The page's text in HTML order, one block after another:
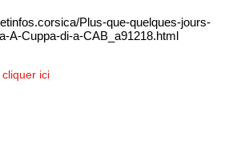
Plus-que-quelques-jours-
A-Cuppa-di-a-CAB_a91218.html
ici